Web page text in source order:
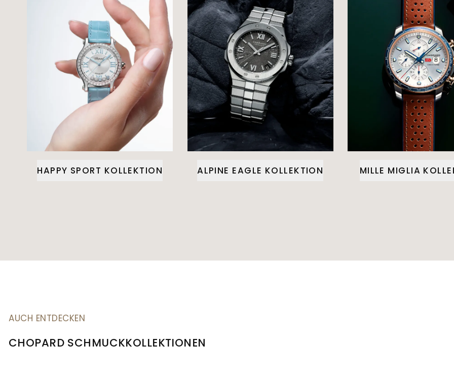
HAPPY SPORT KOLLEKTION ALPINE EAGLE KOLLEKTION MILLE MIGLIA
AUCH ENTDECKEN
CHOPARD SCHMUCKKOLLEKTIONEN